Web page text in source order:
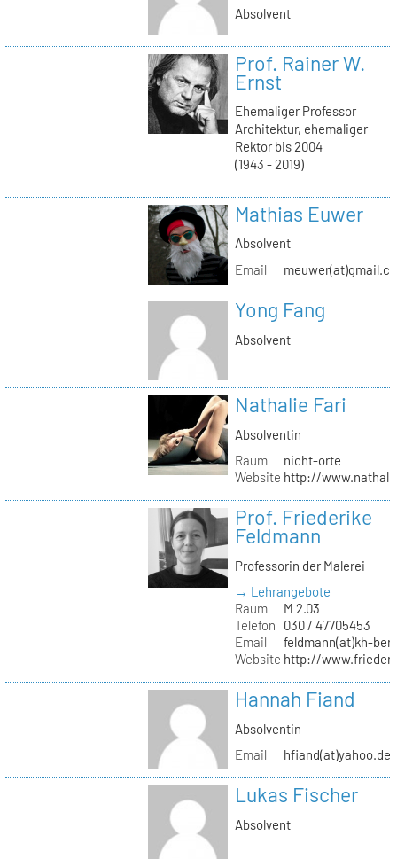
Absolvent
Prof. Rainer W.
Ernst
Ehemaliger Professor
Architektur, ehemaliger
Rektor bis 2004
(1943 - 2019)
Mathias Euwer
Absolvent
Email
Yong Fang
Absolvent
Nathalie Fari
Absolventin
Raum
nicht-orte
Website http://
Prof. Friederike
Feldmann
Professorin der Malerei
→ Lehrangebote
Raum
M 2.03
Telefon
030 / 47705453
Email
feldmann(at)kh-
Website http://
Hannah Fiand
Absolventin
Email
hfiand(at)yahoo.de
Lukas Fischer
Absolvent